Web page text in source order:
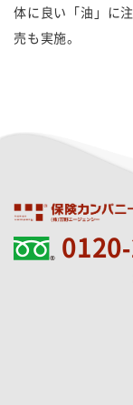
体に良い「油」に
売も実施。